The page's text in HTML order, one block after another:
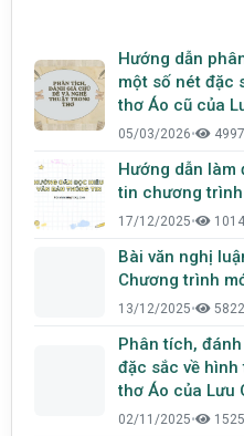
Hướng dẫn
một số nét đặc
thơ Áo cũ của
05/03/2026• 4997
Hướng dẫn làm
tin chương
17/12/2025•
Bài văn nghị
Chương trình
13/12/2025• 5822
Phân tích,
đặc sắc về
thơ Áo của Lưu
02/11/2025•